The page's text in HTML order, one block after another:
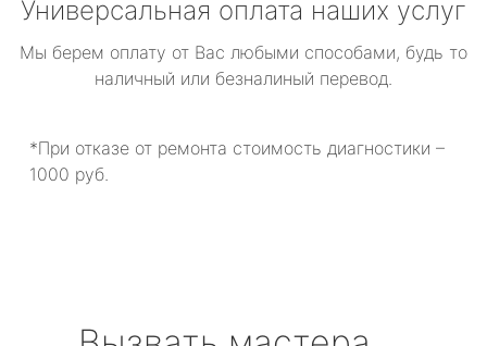
Универсальная оплата наших услуг
Мы берем оплату от Вас любыми способами, будь то
наличный или безналиный перевод.
*При отказе от ремонта стоимость диагностики –
1000 руб.